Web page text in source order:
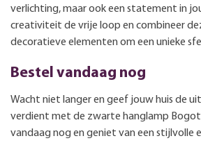
verlichting, maar ook een statement in
creativiteit de vrije loop en combineer
decoratieve elementen om een unieke
Bestel vandaag nog
Wacht niet langer en geef jouw huis de
verdient met de zwarte hanglamp
vandaag nog en geniet van een stijlvolle